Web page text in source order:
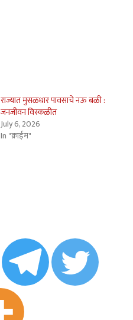
राज्यात मुसळधार पावसाचे नऊ बळी :
जनजीवन विस्कळीत
July 6, 2026
In "क्राईम"